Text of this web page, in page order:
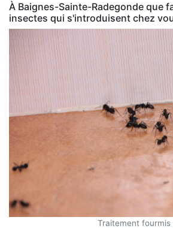
À Baignes-Sainte-Radegonde que
insectes qui s'introduisent chez
Traitement fourmis